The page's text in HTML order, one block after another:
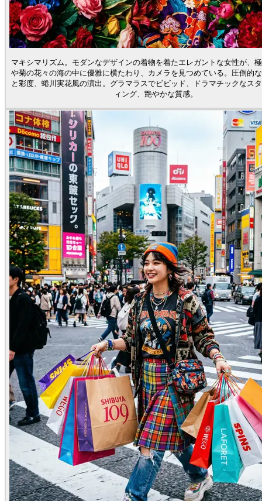
マキシマリズム。モダンなデザインの着物を着たエレガントな女性が、
や菊の花々の海の中に優雅に横たわり、カメラを見つめている。圧倒的
と彩度、蜷川実花風の演出。グラマラスでビビッド、ドラマチックなス
ィング、艶やかな質感。